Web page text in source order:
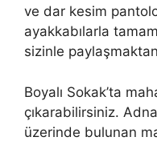
ve dar kesim
ayakkabılarla
sizinle
Boyalı Sokak’ta
çıkarabilirsiniz.
üzerinde bulunan